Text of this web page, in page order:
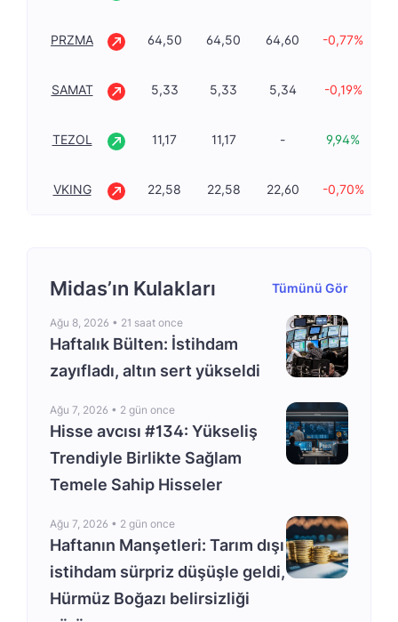
PRZMA 64,50 64,50 64,60 -0,77%
SAMAT 5,33 5,33 5,34 -0,19%
TEZOL 11,17 11,17 - 9,94%
VKING 22,58 22,58 22,60 -0,70%
Midas’ın Kulakları Tümünü Gör
Ağu 8, 2026 • 21 saat once
Haftalık Bülten: İstihdam
zayıfladı, altın sert yükseldi
Ağu 7, 2026 • 2 gün once
Hisse avcısı #134: Yükseliş
Trendiyle Birlikte Sağlam
Temele Sahip Hisseler
Ağu 7, 2026 • 2 gün once
Haftanın Manşetleri: Tarım dışı
istihdam sürpriz düşüşle geldi,
Hürmüz Boğazı belirsizliği